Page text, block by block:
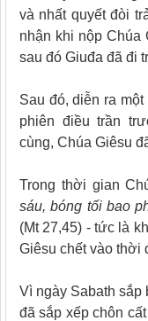
và nhất quyết đòi
nhận khi nộp Chúa
sau đó Giuđa đã đi
Sau đó, diễn ra
phiên điều trần
cùng, Chúa Giêsu
Trong thời gian
sáu, bóng tối bao
(Mt 27,45) - tức là
Giêsu chết vào thời
Vì ngày Sabath sắp
đã sắp xếp chôn